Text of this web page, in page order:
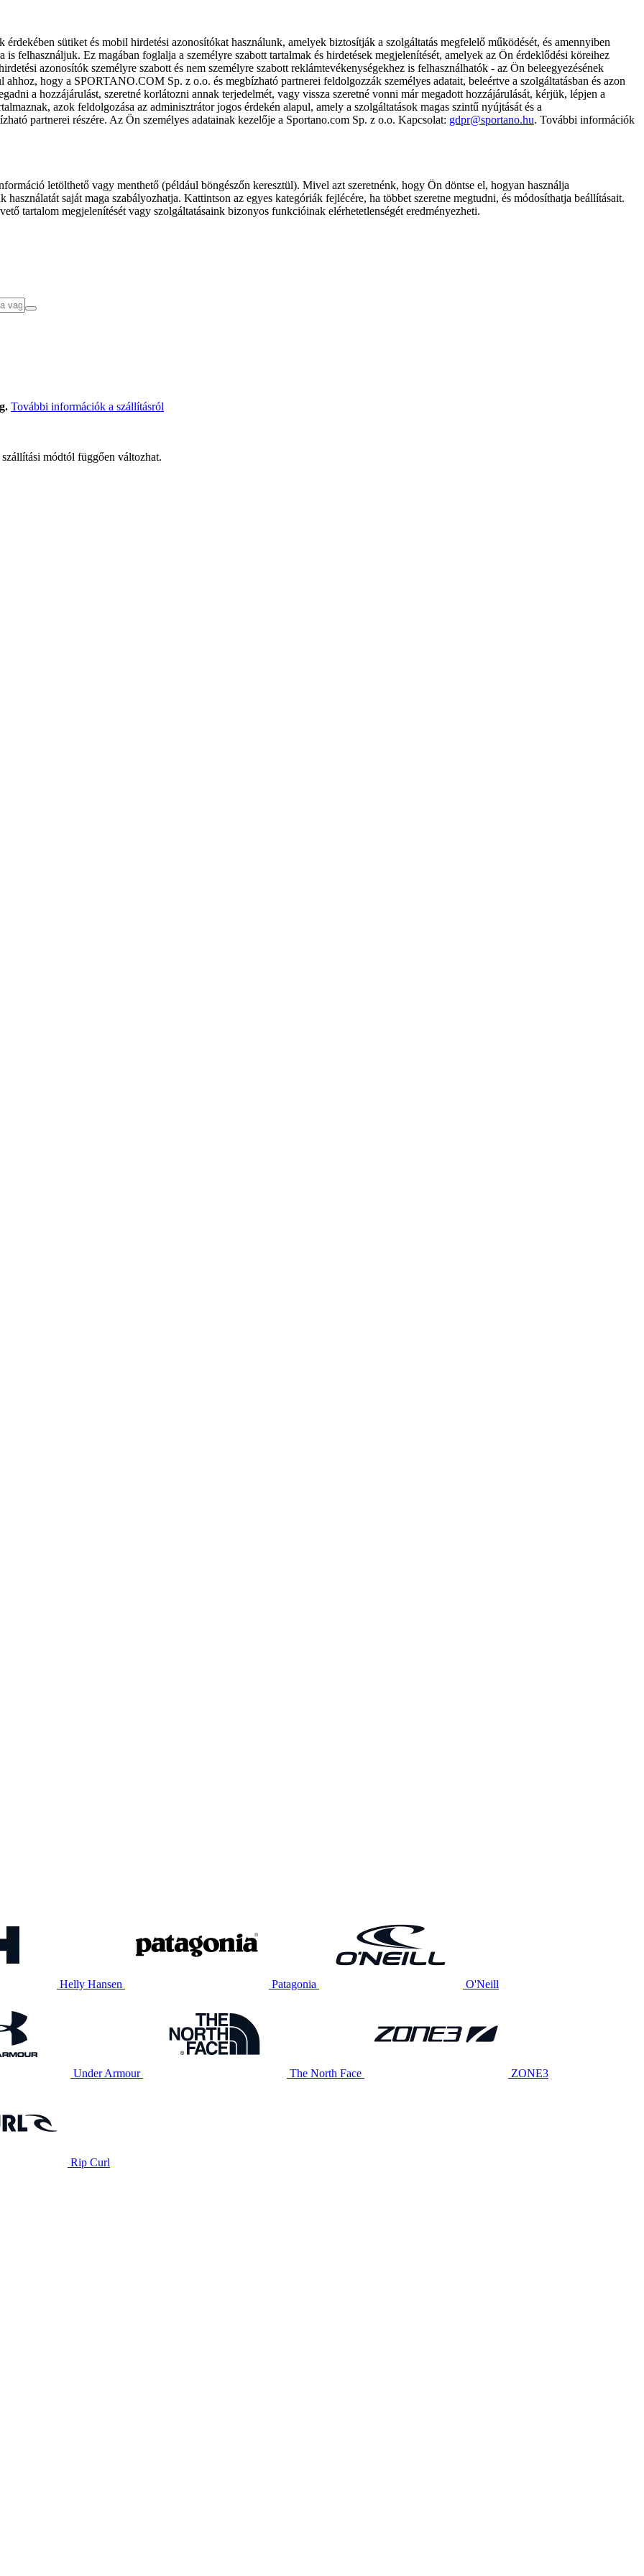
sütiket és mobil hirdetési azonosítókat használunk, amelyek biztosítják a szolgáltatás megfelelő működését, és amennyiben
is felhasználjuk. Ez magában foglalja a személyre szabott tartalmak és hirdetések megjelenítését, amelyek az Ön érdeklődési köreihez
azonosítók személyre szabott és nem személyre szabott reklámtevékenységekhez is felhasználhatók - az Ön beleegyezésének
hogy a SPORTANO.COM Sp. z o.o. és megbízható partnerei feldolgozzák személyes adatait, beleértve a szolgáltatásban és azon
a hozzájárulást, szeretné korlátozni annak terjedelmét, vagy vissza szeretné vonni már megadott hozzájárulását, kérjük, lépjen a
azok feldolgozása az adminisztrátor jogos érdekén alapul, amely a szolgáltatások magas szintű nyújtását és a
partnerei részére. Az Ön személyes adatainak kezelője a Sportano.com Sp. z o.o. Kapcsolat: gdpr@sportano.hu. További információk
letölthető vagy menthető (például böngészőn keresztül). Mivel azt szeretnénk, hogy Ön döntse el, hogyan használja
saját maga szabályozhatja. Kattintson az egyes kategóriák fejlécére, ha többet szeretne megtudni, és módosíthatja beállításait.
tartalom megjelenítését vagy szolgáltatásaink bizonyos funkcióinak elérhetetlenségét eredményezheti.
További információk a szállításról
módtól függően változhat.
Helly Hansen Patagonia O'Neill
Under Armour The North Face ZONE3
Rip Curl